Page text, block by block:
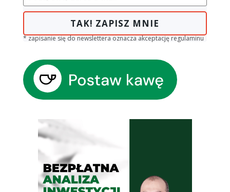
TAK! ZAPISZ MNIE
* zapisanie się do newslettera oznacza akceptację regulaminu